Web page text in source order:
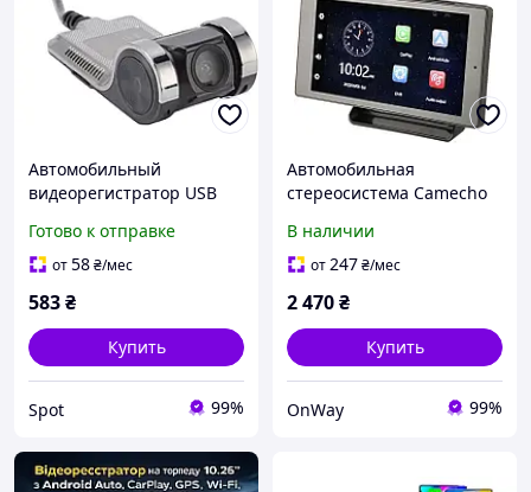
Автомобильный
видеорегистратор USB
обнаружением движения
серый ADAS для Android
Готово к отправке
от58₴/мес
583₴
Купить
Spot 99%
Автомобильная
стереосистема Camecho
видеорегистратором
CarPlay Android Auto
В наличии
от247₴/мес
2 470₴
Купить
OnWay 99%